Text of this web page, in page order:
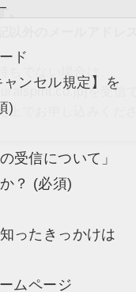
ド
ンセル規定】を
)
受信について」
？ (必須)
ったきっかけは
ムページ
。
以外のメールアドレ
ちでない場合は、
を受信
上でお申し込みくだ